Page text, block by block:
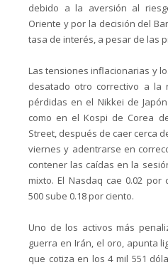
debido a la aversión al
Oriente y por la decisión del
tasa de interés, a pesar de las
Las tensiones inflacionarias y
desatado otro correctivo a la
pérdidas en el Nikkei de
como en el Kospi de Corea
Street, después de caer cerca
viernes y adentrarse en
contener las caídas en la
mixto. El Nasdaq cae 0.02 por
500 sube 0.18 por ciento.
Uno de los activos más
guerra en Irán, el oro, apunta
que cotiza en los 4 mil 551